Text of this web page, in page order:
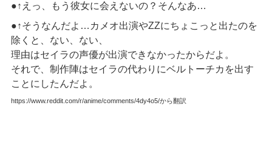
●↑えっ、もう彼女に会えないの？そんなあ…
●↑そうなんだよ…カメオ出演やZZにちょこっと出たのを
除くと、ない、ない、
理由はセイラの声優が出演できなかったからだよ。
それで、制作陣はセイラの代わりにベルトーチカを出す
ことにしたんだよ。
https://www.reddit.com/r/anime/comments/4dy4o5/から翻訳